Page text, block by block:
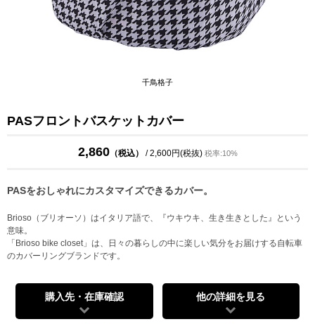
千鳥格子
PASフロントバスケットカバー
2,860（税込） / 2,600円(税抜) 税率:10%
PASをおしゃれにカスタマイズできるカバー。
Brioso（ブリオーソ）はイタリア語で、『ウキウキ、生き生きとした』という
意味。
「Brioso bike closet」は、日々の暮らしの中に楽しい気分をお届けする自転車
のカバーリングブランドです。
購入先・在庫確認 他の詳細を見る